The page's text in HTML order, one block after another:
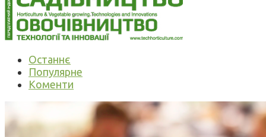
Останнє
Популярне
Коменти